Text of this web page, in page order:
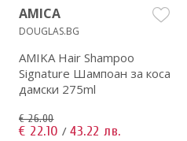
AMICA
DOUGLAS.BG
AMIKA Hair Shampoo
Signature Шампоан за коса
дамски 275ml
€ 26.00
€ 22.10 / 43.22 лв.